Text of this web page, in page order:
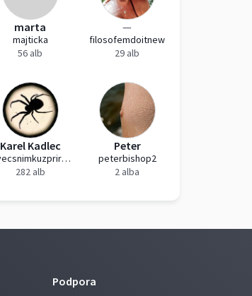
marta
majticka
56 alb
—
filosofemdoitnew
29 alb
Karel Kadlec
lovecsnimkuzprirody
282 alb
Peter
peterbishop2
2 alba
Podpora